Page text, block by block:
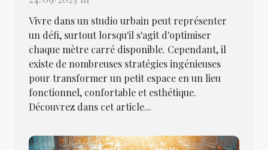
Vivre dans un studio urbain peut représenter
un défi, surtout lorsqu'il s'agit d'optimiser
chaque mètre carré disponible. Cependant, il
existe de nombreuses stratégies ingénieuses
pour transformer un petit espace en un lieu
fonctionnel, confortable et esthétique.
Découvrez dans cet article...